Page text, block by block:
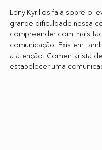
Leny Kyrillos fala sobre o
grande dificuldade nessa
compreender com mais
comunicação. Existem
a atenção. Comentarista
estabelecer uma